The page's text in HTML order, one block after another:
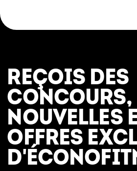
REÇOIS DES
CONCOURS,
NOUVELLES
OFFRES